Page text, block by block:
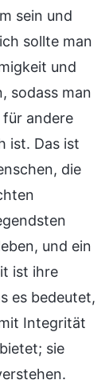
sein und
sollte man
und
sodass man
für andere
ist. Das ist
die
und ein
ist ihre
es bedeutet,
Integrität
sie